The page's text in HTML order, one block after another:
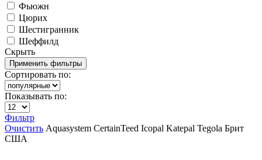
Фьюжн
Цюрих
Шестигранник
Шеффилд
Скрыть
Сортировать по:
Показывать по:
Фильтр
Очистить Aquasystem CertainTeed Icopal Katepal Tegola Брит
США